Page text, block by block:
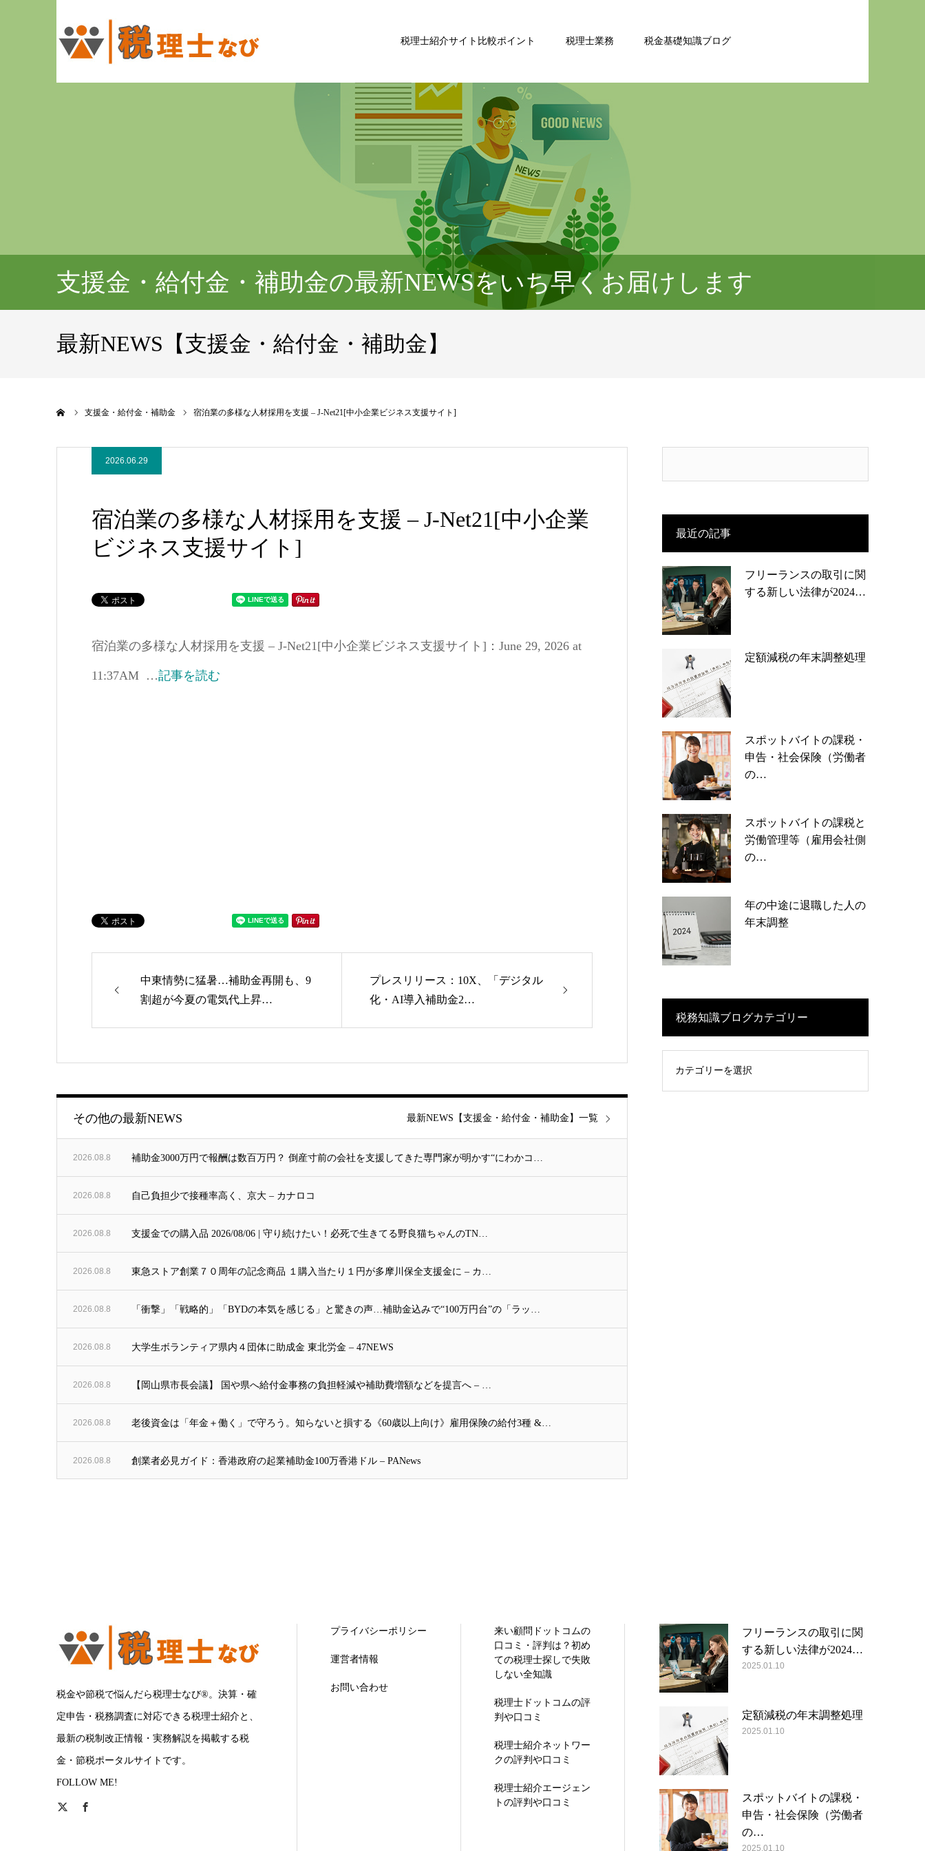
税理士紹介サイト比較ポイント 税理士業務 税金基礎知識ブログ
支援金・給付金・補助金の最新NEWSをいち早くお届けします
最新NEWS【支援金・給付金・補助金】
支援金・給付金・補助金 宿泊業の多様な人材採用を支援 – J-Net21[中小企業ビジネス支援サイト]
2026.06.29
宿泊業の多様な人材採用を支援 – J-Net21[中小企業
ビジネス支援サイト]
宿泊業の多様な人材採用を支援 – J-Net21[中小企業ビジネス支援サイト]：June 29, 2026 at
11:37AM …記事を読む
中東情勢に猛暑…補助金再開も、9
割超が今夏の電気代上昇…
プレスリリース：10X、「デジタル
化・AI導入補助金2…
その他の最新NEWS
2026.08.8 補助金3000万円で報酬は数百万円？ 倒産寸前の会社を支援してきた専門家が明かす“にわかコ…
2026.08.8 自己負担少で接種率高く、京大 – カナロコ
2026.08.8 支援金での購入品 2026/08/06 | 守り続けたい！必死で生きてる野良猫ちゃんのTN…
2026.08.8 東急ストア創業７０周年の記念商品 １購入当たり１円が多摩川保全支援金に – カ…
2026.08.8 「衝撃」「戦略的」「BYDの本気を感じる」と驚きの声…補助金込みで“100万円台”の「ラッ…
2026.08.8 大学生ボランティア県内４団体に助成金 東北労金 – 47NEWS
2026.08.8 【岡山県市長会議】 国や県へ給付金事務の負担軽減や補助費増額などを提言へ – …
2026.08.8 老後資金は「年金＋働く」で守ろう。知らないと損する《60歳以上向け》雇用保険の給付3種 &…
2026.08.8 創業者必見ガイド：香港政府の起業補助金100万香港ドル – PANews
最新NEWS【支援金・給付金・補助金】一覧
最近の記事
フリーランスの取引に関
する新しい法律が2024…
定額減税の年末調整処理
スポットバイトの課税・
申告・社会保険（労働者
の…
スポットバイトの課税と
労働管理等（雇用会社側
の…
年の中途に退職した人の
年末調整
税務知識ブログカテゴリー
税金や節税で悩んだら税理士なび®。決算・確
定申告・税務調査に対応できる税理士紹介と、
最新の税制改正情報・実務解説を掲載する税
金・節税ポータルサイトです。
FOLLOW ME!
プライバシーポリシー
運営者情報
お問い合わせ
来い顧問ドットコムの
口コミ・評判は？初め
ての税理士探しで失敗
しない全知識
税理士ドットコムの評
判や口コミ
税理士紹介ネットワー
クの評判や口コミ
税理士紹介エージェン
トの評判や口コミ
フリーランスの取引に関
する新しい法律が2024…
2025.01.10
定額減税の年末調整処理
2025.01.10
スポットバイトの課税・
申告・社会保険（労働者
の…
2025.01.10